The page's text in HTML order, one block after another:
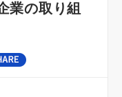
業の取り組